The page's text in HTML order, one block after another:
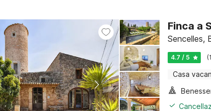
Finca a
Sencelles,
4.7 / 5
Casa